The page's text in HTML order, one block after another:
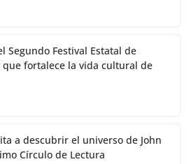
Segundo Festival Estatal de
que fortalece la vida cultural de
a descubrir el universo de John
Círculo de Lectura